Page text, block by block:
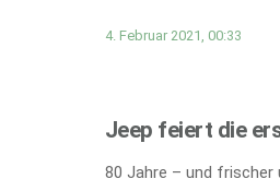
4. Februar 2021, 00:33
Jeep feiert die
80 Jahre – und frischer